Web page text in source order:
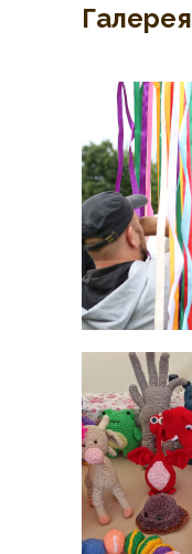
Галерея